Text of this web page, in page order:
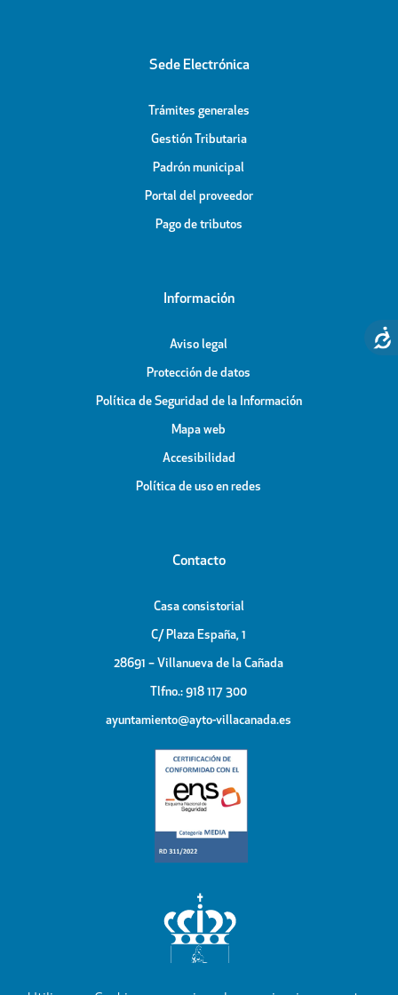
Sede Electrónica
Trámites generales
Gestión Tributaria
Padrón municipal
Portal del proveedor
Pago de tributos
Información
Aviso legal
Protección de datos
Política de Seguridad de la Información
Mapa web
Accesibilidad
Política de uso en redes
Contacto
Casa consistorial
C/ Plaza España, 1
28691 – Villanueva de la Cañada
Tlfno.: 918 117 300
ayuntamiento@ayto-villacanada.es